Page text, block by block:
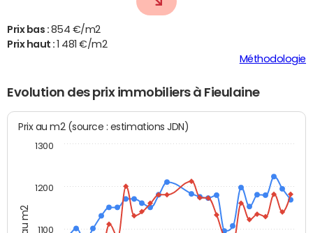
Prix bas : 854 €/m2
Prix haut :
1 481 €/m2
Méthodologie
Evolution des prix immobiliers à Fieulaine
Prix au m2 (source : estimations JDN)
1100
1200
1300